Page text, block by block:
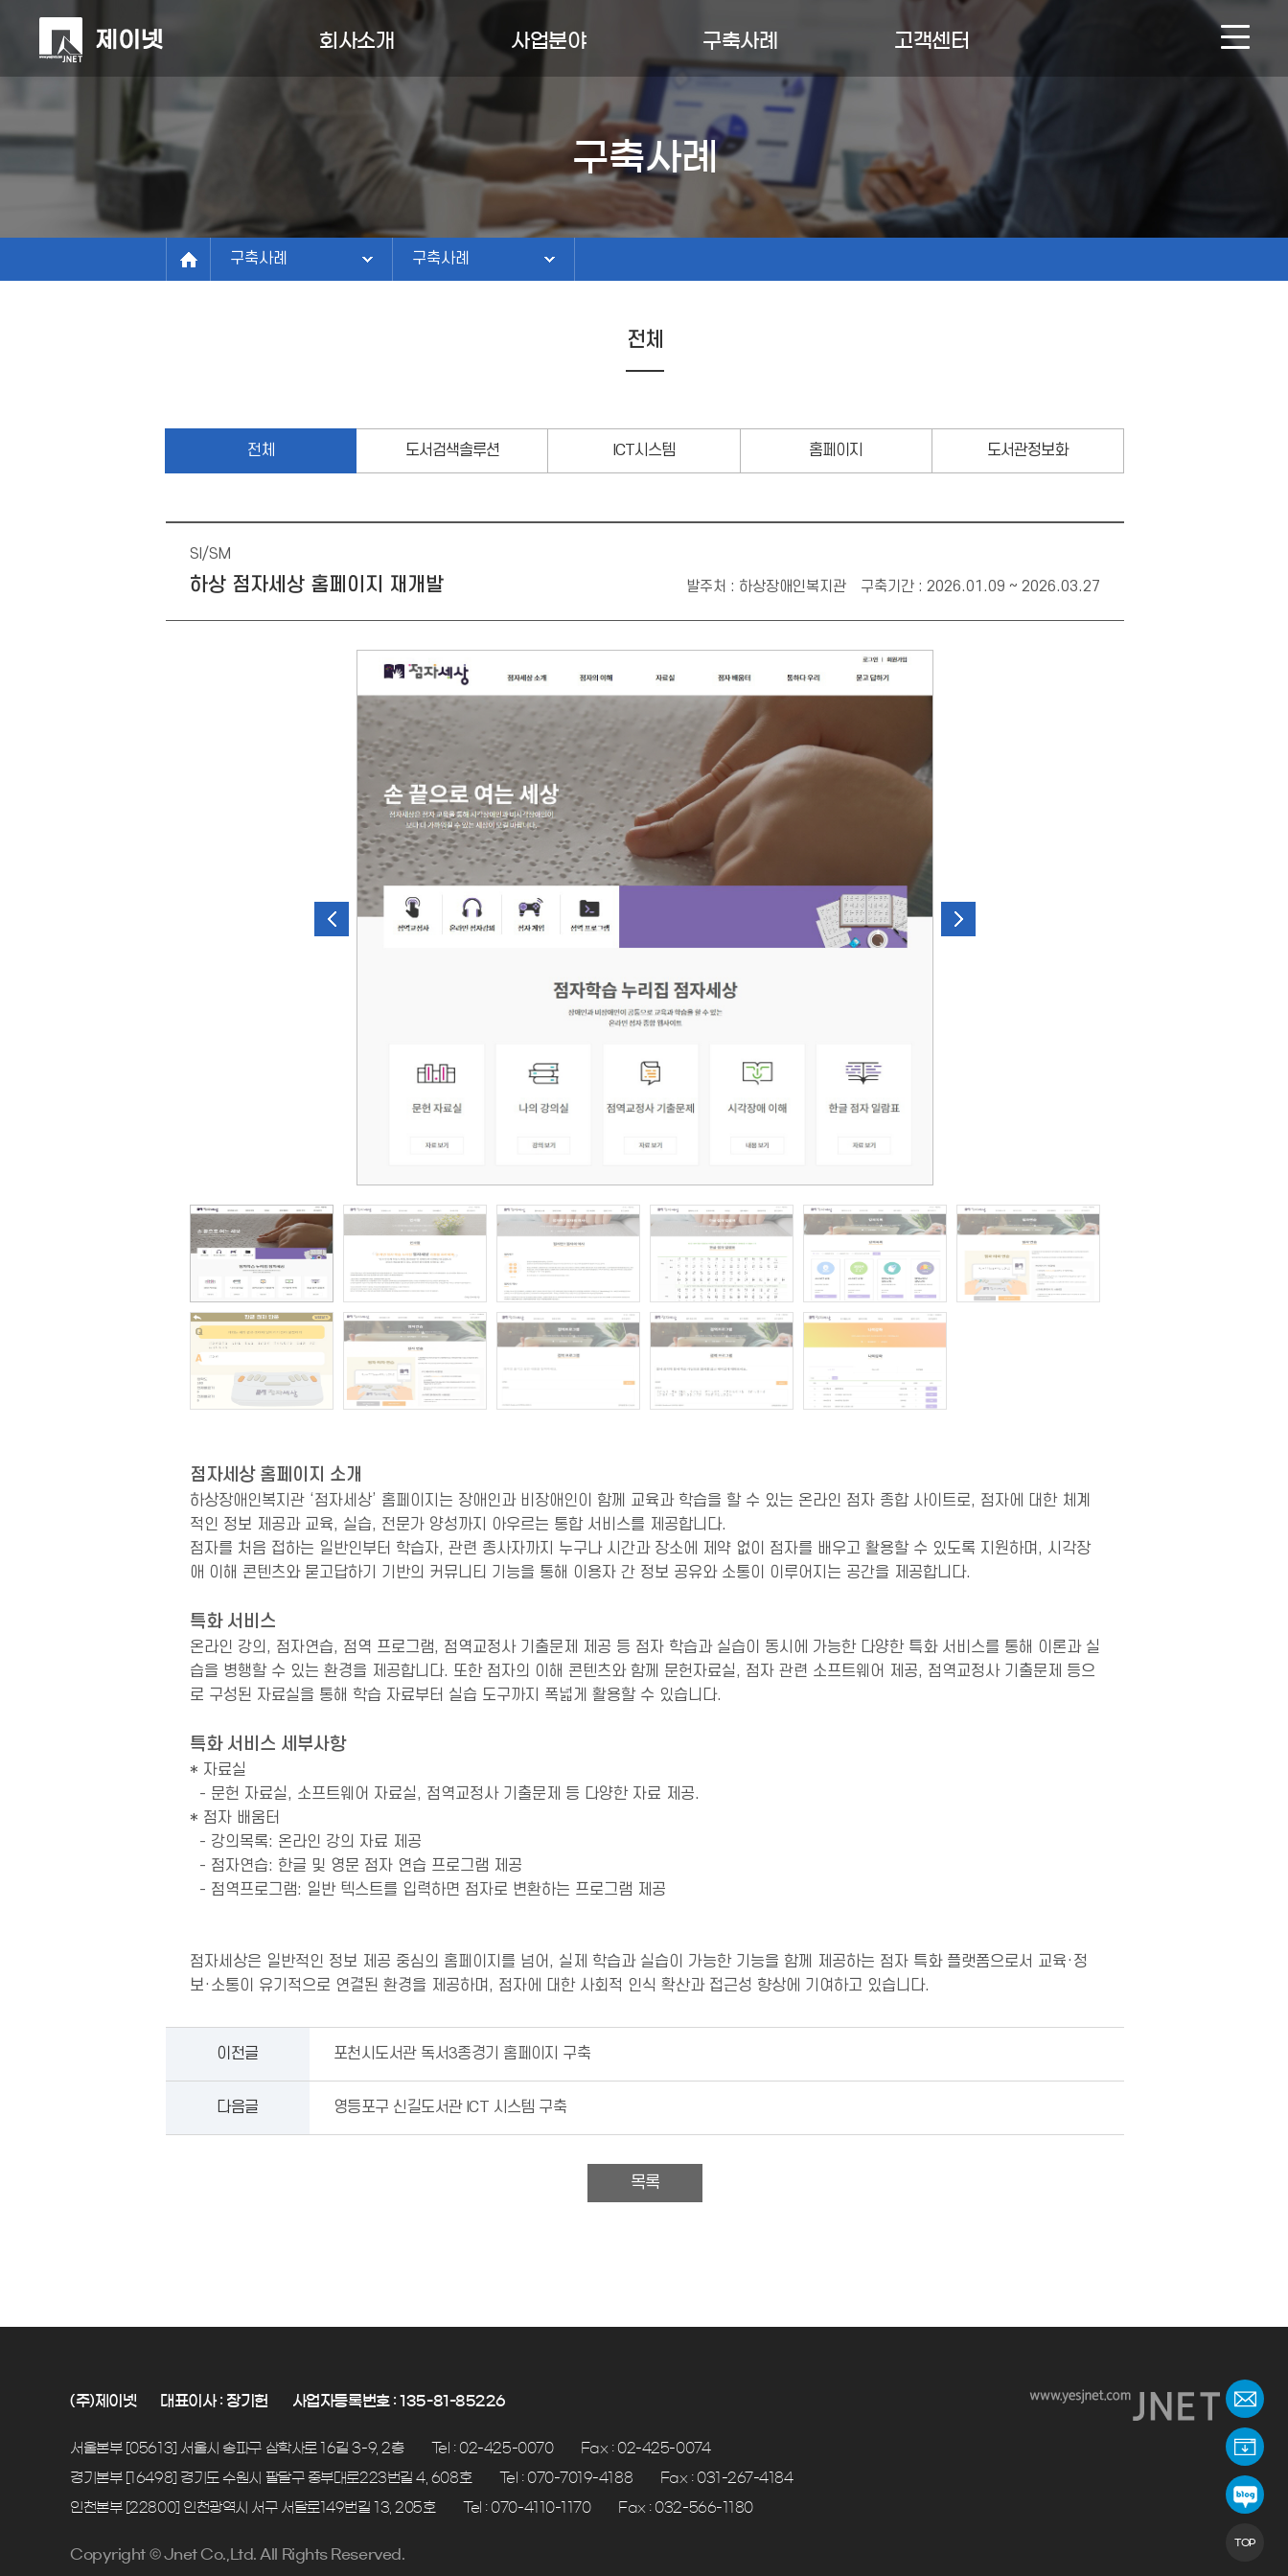
회사소개
정보관리연구소
연혁
조직/연락처
파트너
사업분야
AI솔루션/콘텐츠
도서검색솔루션
ICT시스템
홈페이지
도서관정보화
구축사례
유지보수
고객센터
인재채용
구축사례
구축사례
회사소개
고객센터
구축사례
구축사례
전체
전체 도서검색솔루션 ICT시스템 홈페이지 도서관정보화
SI/SM
하상 점자세상 홈페이지 재개발 발주처 : 하상장애인복지관 구축기간 : 2026.01.09 ~ 2026.03.27
점자세상 홈페이지 소개
하상장애인복지관 ‘점자세상’ 홈페이지는 장애인과 비장애인이 함께 교육과 학습을 할 수 있는 온라인 점자 종합 사이트로, 점자에 대한 체계
적인 정보 제공과 교육, 실습, 전문가 양성까지 아우르는 통합 서비스를 제공합니다.
점자를 처음 접하는 일반인부터 학습자, 관련 종사자까지 누구나 시간과 장소에 제약 없이 점자를 배우고 활용할 수 있도록 지원하며, 시각장
애 이해 콘텐츠와 묻고답하기 기반의 커뮤니티 기능을 통해 이용자 간 정보 공유와 소통이 이루어지는 공간을 제공합니다.
특화 서비스
온라인 강의, 점자연습, 점역 프로그램, 점역교정사 기출문제 제공 등 점자 학습과 실습이 동시에 가능한 다양한 특화 서비스를 통해 이론과 실
습을 병행할 수 있는 환경을 제공합니다. 또한 점자의 이해 콘텐츠와 함께 문헌자료실, 점자 관련 소프트웨어 제공, 점역교정사 기출문제 등으
로 구성된 자료실을 통해 학습 자료부터 실습 도구까지 폭넓게 활용할 수 있습니다.
특화 서비스 세부사항
* 자료실
- 문헌 자료실, 소프트웨어 자료실, 점역교정사 기출문제 등 다양한 자료 제공.
* 점자 배움터
- 강의목록: 온라인 강의 자료 제공
- 점자연습: 한글 및 영문 점자 연습 프로그램 제공
- 점역프로그램: 일반 텍스트를 입력하면 점자로 변환하는 프로그램 제공
점자세상은 일반적인 정보 제공 중심의 홈페이지를 넘어, 실제 학습과 실습이 가능한 기능을 함께 제공하는 점자 특화 플랫폼으로서 교육·정
보·소통이 유기적으로 연결된 환경을 제공하며, 점자에 대한 사회적 인식 확산과 접근성 향상에 기여하고 있습니다.
이전글 포천시도서관 독서3종경기 홈페이지 구축
다음글 영등포구 신길도서관 ICT 시스템 구축
목록
(주)제이넷 대표이사 : 장기헌 사업자등록번호 : 135-81-85226
서울본부 [05613] 서울시 송파구 삼학사로 16길 3-9, 2층 Tel : 02-425-0070 Fax : 02-425-0074
경기본부 [16498] 경기도 수원시 팔달구 중부대로223번길 4, 608호 Tel : 070-7019-4188 Fax : 031-267-4184
인천본부 [22800] 인천광역시 서구 서달로149번길 13, 205호 Tel : 070-4110-1170 Fax : 032-566-1180
Copyright © Jnet Co.,Ltd. All Rights Reserved.
TOP